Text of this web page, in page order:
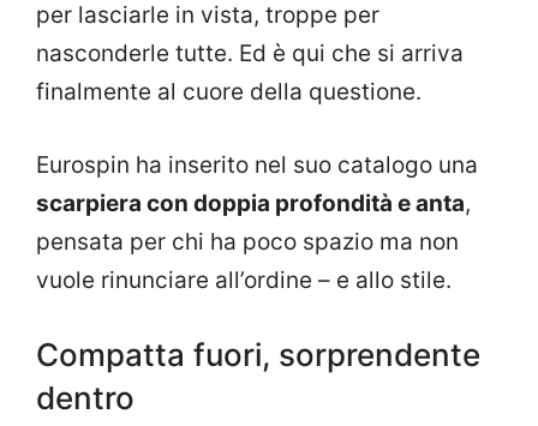
per lasciarle in vista, troppe per
nasconderle tutte. Ed è qui che si arriva
finalmente al cuore della questione.
Eurospin ha inserito nel suo catalogo una
scarpiera con doppia profondità e anta,
pensata per chi ha poco spazio ma non
vuole rinunciare all’ordine – e allo stile.
Compatta fuori, sorprendente
dentro